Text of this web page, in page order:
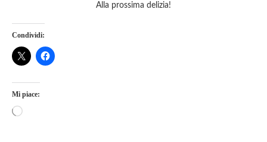
Alla prossima delizia!
Condividi:
Mi piace: